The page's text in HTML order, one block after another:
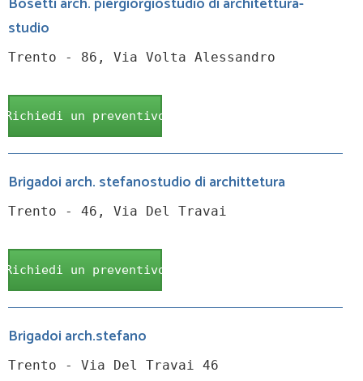
studio
Trento - 86, Via Volta Alessandro
Richiedi un preventivo
Brigadoi arch. stefanostudio di archittetura
Trento - 46, Via Del Travai
Richiedi un preventivo
Brigadoi arch.stefano
Trento - Via Del Travai 46